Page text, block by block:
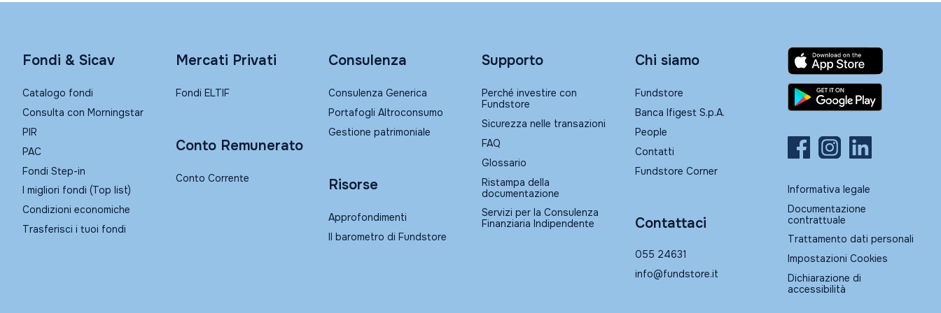
Fondi & Sicav
Catalogo fondi
Consulta con Morningstar
PIR
PAC
Fondi Step-in
I migliori fondi (Top list)
Condizioni economiche
Trasferisci i tuoi fondi
Mercati Privati
Fondi ELTIF
Conto Remunerato
Conto Corrente
Consulenza
Consulenza Generica
Portafogli Altroconsumo
Gestione patrimoniale
Risorse
Approfondimenti
Il barometro di Fundstore
Supporto
Perché investire con
Fundstore
Sicurezza nelle transazioni
FAQ
Glossario
Ristampa della
documentazione
Servizi per la Consulenza
Finanziaria Indipendente
Chi siamo
Fundstore
Banca Ifigest S.p.A.
People
Contatti
Fundstore Corner
Contattaci
055 24631
info@fundstore.it
Informativa legale
Documentazione
contrattuale
Trattamento dati personali
Impostazioni Cookies
Dichiarazione di
accessibilità